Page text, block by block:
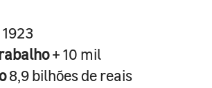
1923
+ 10 mil
8,9 bilhões de reais